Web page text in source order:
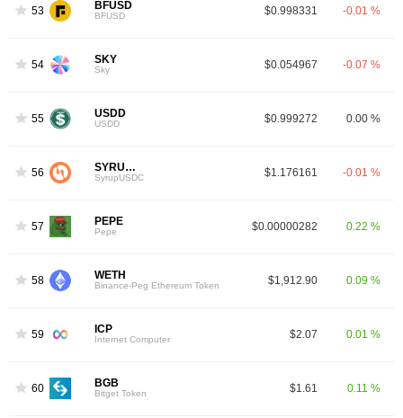
53 BFUSD
BFUSD $0.998331 -0.01 %
54 SKY
Sky $0.054967 -0.07 %
55 USDD
USDD $0.999272 0.00 %
56 SYRUPUSDC
SyrupUSDC $1.176161 -0.01 %
57 PEPE
Pepe $0.00000282 0.22 %
58 WETH
Binance-Peg Ethereum Token $1,912.90 0.09 %
59 ICP
Internet Computer $2.07 0.01 %
60 BGB
Bitget Token $1.61 0.11 %